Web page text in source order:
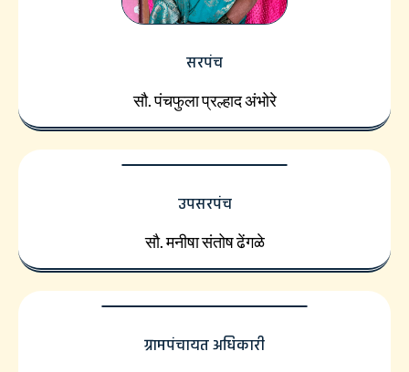
सरपंच
सौ. पंचफुला प्रल्हाद अंभोरे
उपसरपंच
सौ. मनीषा संतोष ढेंगळे
ग्रामपंचायत अधिकारी